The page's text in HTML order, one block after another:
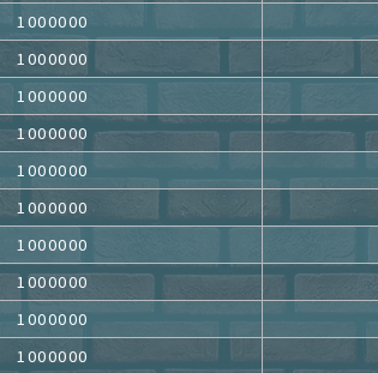
1000000
1000000
1000000
1000000
1000000
1000000
1000000
1000000
1000000
1000000